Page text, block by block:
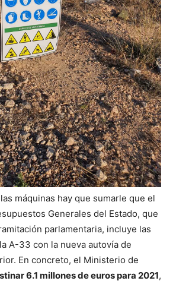
máquinas hay que sumarle que el
Generales del Estado, que
parlamentaria, incluye las
A-33 con la nueva autovía de
En concreto, el Ministerio de
6.1 millones de euros para 2021,